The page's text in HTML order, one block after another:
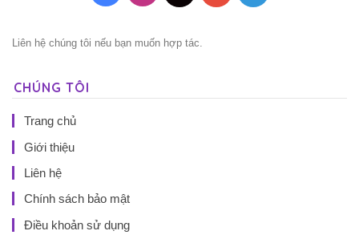
Liên hệ chúng tôi nếu bạn muốn hợp tác.
CHÚNG TÔI
Trang chủ
Giới thiệu
Liên hệ
Chính sách bảo mật
Điều khoản sử dụng